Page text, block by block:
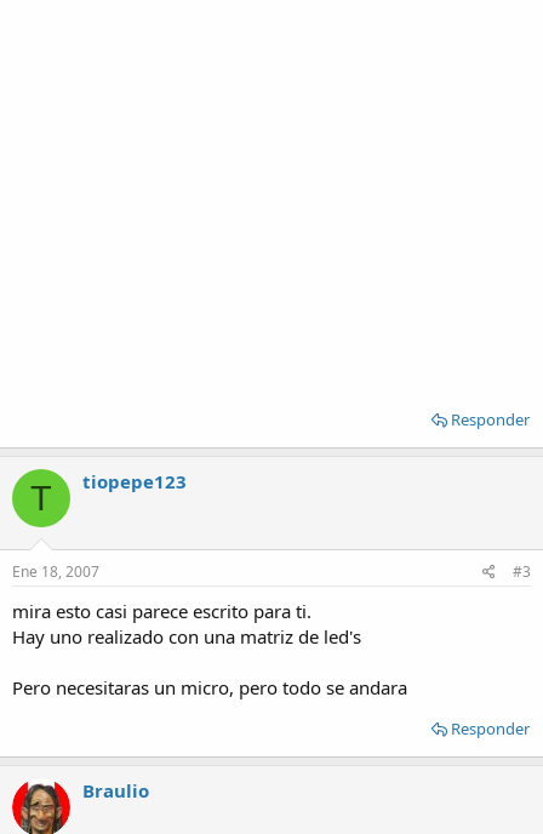
Responder
T tiopepe123
Ene 18, 2007 #3
mira esto casi parece escrito para ti.
Hay uno realizado con una matriz de led's
Pero necesitaras un micro, pero todo se andara
Responder
Braulio